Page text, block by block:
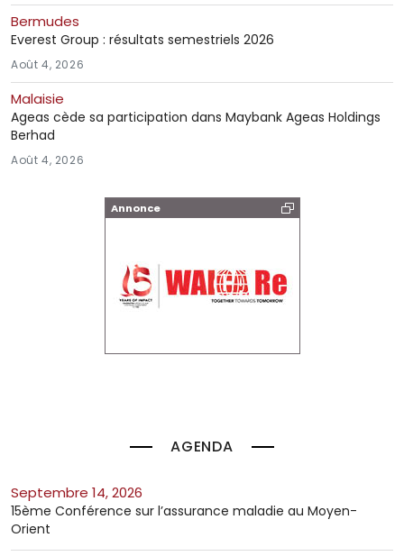
Annonce
AGENDA
septembre 14, 2026
15ème Conférence sur l’assurance maladie au Moyen-
Orient
Bermudes
Everest Group : résultats semestriels 2026
Août 4, 2026
Malaisie
Ageas cède sa participation dans Maybank Ageas Holdings
Berhad
Août 4, 2026